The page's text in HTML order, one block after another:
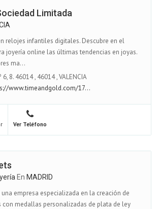
Limitada
relojes infantiles digitales. Descubre en el
joyería online las últimas tendencias en joyas.
ma...
6, 8. 46014, 46014,VALENCIA
www.timeandgold.com/17...
Ver Teléfono
En MADRID
empresa especializada en la creación de
con medallas personalizadas de plata de ley